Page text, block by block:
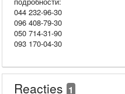
044 232-96-30
096 408-79-30
050 714-31-90
093 170-04-30
Reacties 1